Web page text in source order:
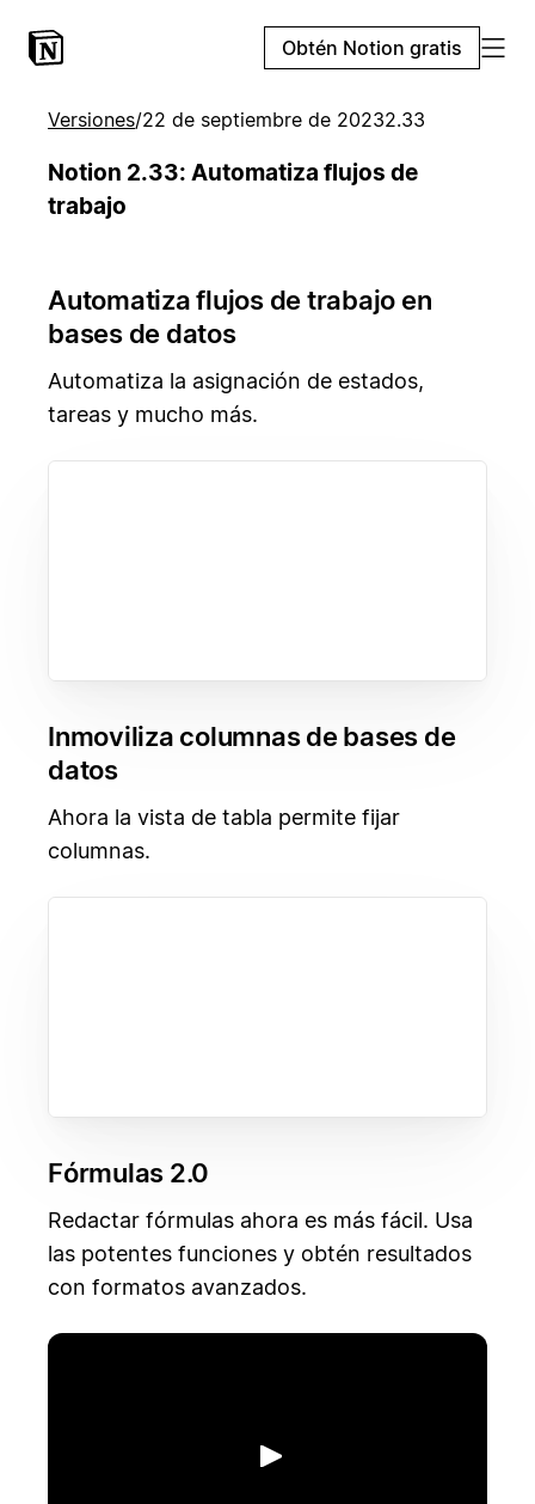
Obtén Notion gratis
Versiones/22 de septiembre de 20232.33
Notion 2.33: Automatiza flujos de
trabajo
Automatiza flujos de trabajo en
bases de datos
Automatiza la asignación de estados,
tareas y mucho más.
Inmoviliza columnas de bases de
datos
Ahora la vista de tabla permite fijar
columnas.
Fórmulas 2.0
Redactar fórmulas ahora es más fácil. Usa
las potentes funciones y obtén resultados
con formatos avanzados.
Reproducir